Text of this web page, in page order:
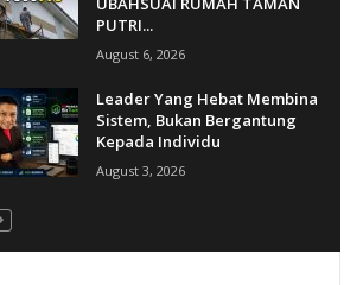
PUTRI...
August 6, 2026
Leader Yang Hebat Membina
Sistem, Bukan Bergantung
Kepada Individu
August 3, 2026